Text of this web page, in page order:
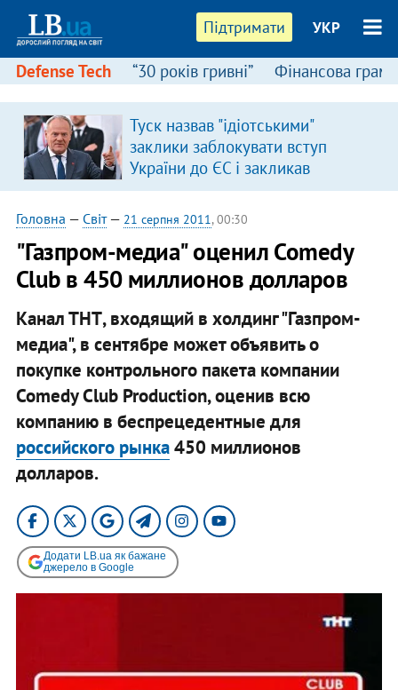
Підтримати УКР
Defense Tech “30 років гривні” Фінансова
Туск назвав "ідіотськими"
заклики заблокувати вступ
України до ЄС і закликав
припинити антиукраїнську
риторику
Головна — Світ— 21 серпня 2011, 00:30
"Газпром-медиа" оценил Comedy
Club в 450 миллионов долларов
Канал ТНТ, входящий в холдинг "Газпром-
медиа", в сентябре может объявить о
покупке контрольного пакета компании
Comedy Club Production, оценив всю
компанию в беспрецедентные для
российского рынка450 миллионов
долларов.
Додати LB.ua як бажане
джерело в Google